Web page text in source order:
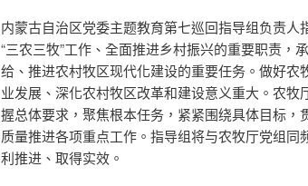
内蒙古自治区党委主题教育第七巡回指导组负责
“三农三牧”工作、全面推进乡村振兴的重要职责，
给、推进农村牧区现代化建设的重要任务。做好
业发展、深化农村牧区改革和建设意义重大。农
握总体要求，聚焦根本任务，紧紧围绕具体目标，
质量推进各项重点工作。指导组将与农牧厅党组
利推进、取得实效。